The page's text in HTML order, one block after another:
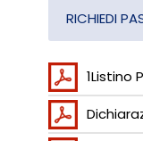
RICHIEDI
1Listino